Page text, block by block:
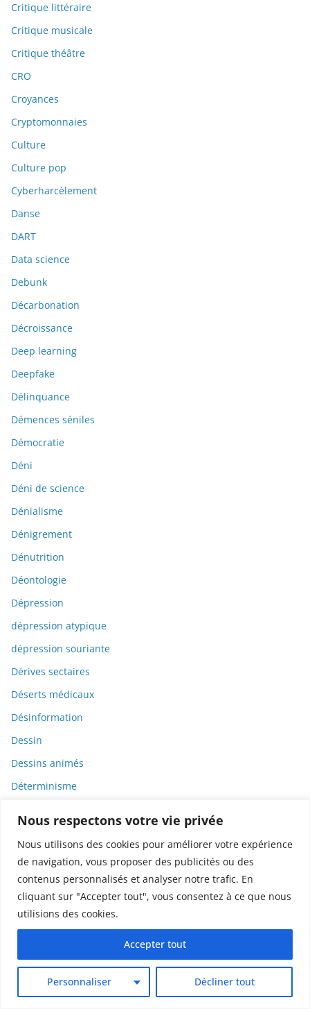
Nous respectons votre vie privée
Nous utilisons des cookies pour améliorer votre expérience
de navigation, vous proposer des publicités ou des
contenus personnalisés et analyser notre trafic. En
cliquant sur "Accepter tout", vous consentez à ce que nous
utilisions des cookies.
Personnaliser Décliner tout
Accepter tout
Critique littéraire
Critique musicale
Critique théâtre
CRO
Croyances
Cryptomonnaies
Culture
Culture pop
Cyberharcèlement
Danse
DART
Data science
Debunk
Décarbonation
Décroissance
Deep learning
Deepfake
Délinquance
Démences séniles
Démocratie
Déni
Déni de science
Dénialisme
Dénigrement
Dénutrition
Déontologie
Dépression
dépression atypique
dépression souriante
Dérives sectaires
Déserts médicaux
Désinformation
Dessin
Dessins animés
Déterminisme
Dette immunitaire
Deux-roues
DGCCRF
Didier Raoult